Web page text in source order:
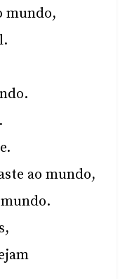
mundo,
ao mundo,